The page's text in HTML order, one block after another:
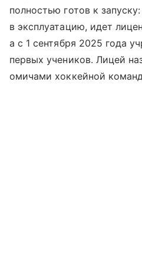
полностью готов к
в эксплуатацию, идет
а с 1 сентября 2025 года
первых учеников. Лицей
омичами хоккейной